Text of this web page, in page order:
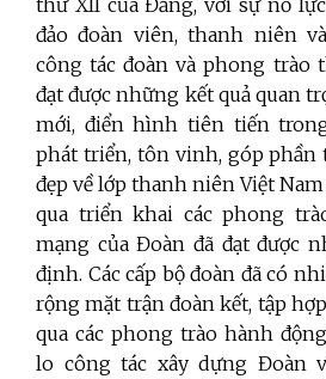
đảo đoàn viên, thanh niên
công tác đoàn và phong trào
đạt được những kết quả quan
mới, điển hình tiên tiến
phát triển, tôn vinh, góp phần
đẹp về lớp thanh niên Việt
qua triển khai các phong
mạng của Đoàn đã đạt được
định. Các cấp bộ đoàn đã có
rộng mặt trận đoàn kết, tập
qua các phong trào hành
lo công tác xây dựng Đoàn